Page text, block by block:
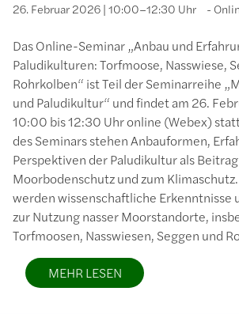
26. Februar 2026 | 10:00–12:30 Uhr
Das Online-Seminar „Anbau und
Paludikulturen: Torfmoose, Nasswiese,
Rohrkolben“ ist Teil der Seminarreihe
und Paludikultur“ und findet am 26.
10:00 bis 12:30 Uhr online (Webex)
des Seminars stehen Anbauformen,
Perspektiven der Paludikultur als
Moorbodenschutz und zum
werden wissenschaftliche Erkenntnisse
zur Nutzung nasser Moorstandorte,
Torfmoosen, Nasswiesen, Seggen und
MEHR LESEN